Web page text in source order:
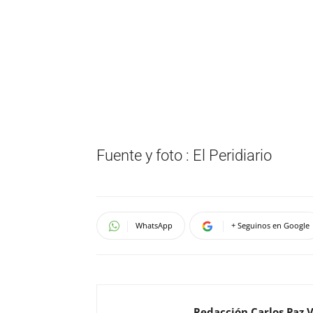
Fuente y foto : El Peridiario
WhatsApp + Seguinos en Google